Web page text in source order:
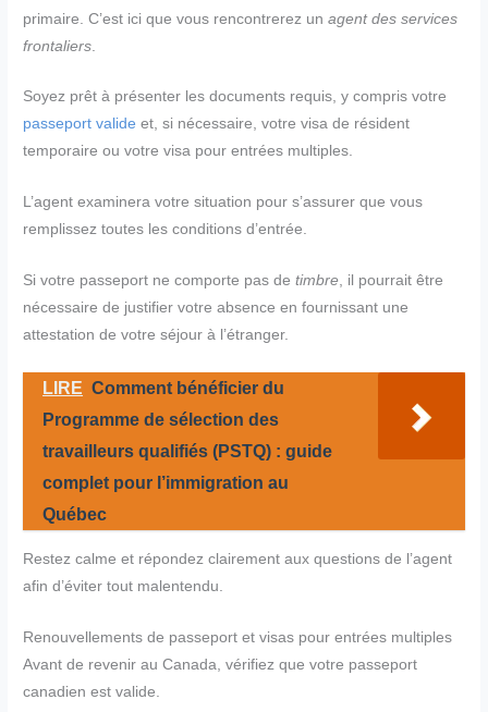
primaire. C’est ici que vous rencontrerez unagent des services
frontaliers
Soyez prêt à présenter les documents requis, y compris votre
passeport valide et, si nécessaire, votre visa de résident
temporaire ou votre visa pour entrées multiples.
L’agent examinera votre situation pour s’assurer que vous
remplissez toutes les conditions d’entrée.
Si votre passeport ne comporte pas detimbre, il pourrait être
nécessaire de justifier votre absence en fournissant une
attestation de votre séjour à l’étranger.
LIRE Comment bénéficier du
Programme de sélection des
travailleurs qualifiés (PSTQ) : guide
complet pour l’immigration au
Québec
Restez calme et répondez clairement aux questions de l’agent
afin d’éviter tout malentendu.
Renouvellements de passeport et visas pour entrées multiples
Avant de revenir au Canada, vérifiez que votre passeport
canadien est valide.